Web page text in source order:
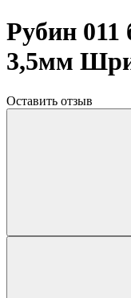
Рубин
3,5мм
Оставить отзыв